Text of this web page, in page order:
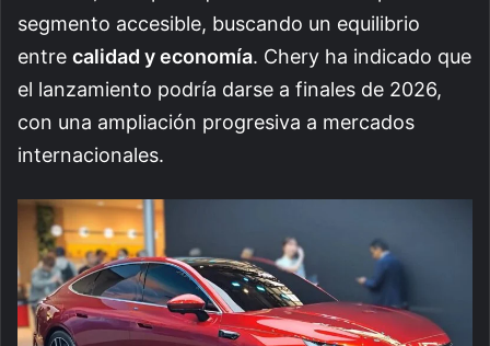
segmento accesible, buscando un equilibrio
entre calidad y economía. Chery ha indicado que
el lanzamiento podría darse a finales de 2026,
con una ampliación progresiva a mercados
internacionales.